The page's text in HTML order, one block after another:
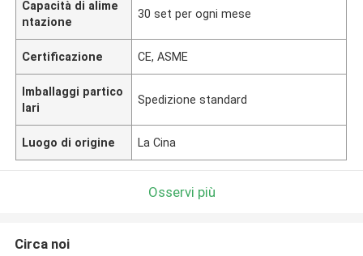
Capacità di alime
ntazione
30 set per ogni mese
Certificazione CE, ASME
Imballaggi partico
lari
Spedizione standard
Luogo di origine La Cina
Osservi più
Circa noi